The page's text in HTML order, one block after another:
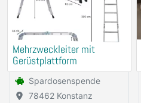
Mehrzweckleiter mit
Gerüstplattform
Spardosenspende
78462 Konstanz